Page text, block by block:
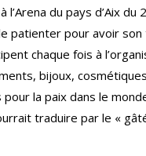
du pays d’Aix
patienter pour avoir
chaque fois à
bijoux,
la paix dans le
traduire par le «